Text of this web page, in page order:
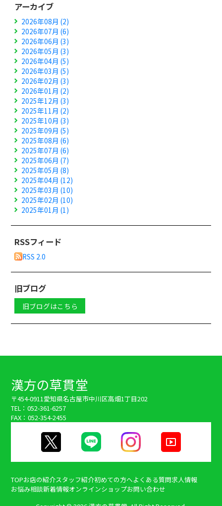
アーカイブ
2026年08月 (2)
2026年07月 (6)
2026年06月 (3)
2026年05月 (3)
2026年04月 (5)
2026年03月 (5)
2026年02月 (3)
2026年01月 (2)
2025年12月 (3)
2025年11月 (2)
2025年10月 (3)
2025年09月 (5)
2025年08月 (6)
2025年07月 (6)
2025年06月 (7)
2025年05月 (8)
2025年04月 (12)
2025年03月 (10)
2025年02月 (10)
2025年01月 (1)
RSSフィード
RSS 2.0
旧ブログ
旧ブログはこちら
漢方の草貫堂
〒454-0911愛知県名古屋市中川区高畑1丁目202
TEL：052-361-6257
FAX：052-354-2455
TOPお店の紹介スタッフ紹介初めての方へよくある質問求人情報
お悩み相談新着情報オンラインショップお問い合わせ